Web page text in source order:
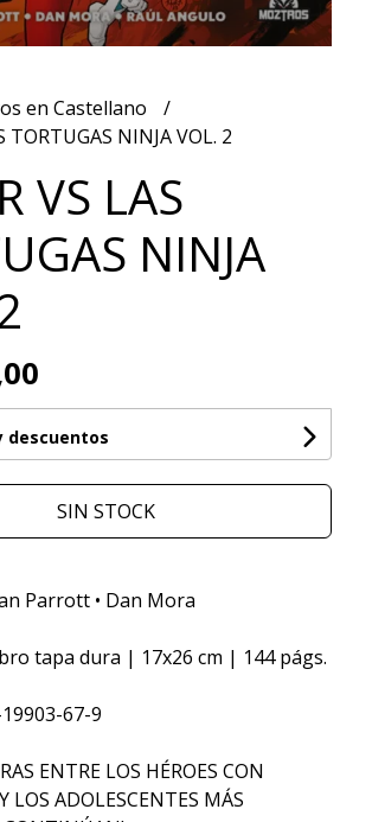
en Castellano
TORTUGAS NINJA VOL. 2
VS LAS
NINJA
descuentos
SIN STOCK
Parrott • Dan Mora
tapa dura | 17x26 cm | 144 págs.
67-9
ENTRE LOS HÉROES CON
LOS ADOLESCENTES MÁS